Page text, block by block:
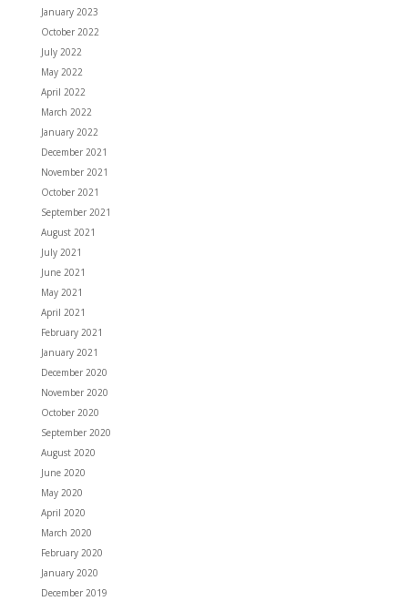
January 2023
October 2022
July 2022
May 2022
April 2022
March 2022
January 2022
December 2021
November 2021
October 2021
September 2021
August 2021
July 2021
June 2021
May 2021
April 2021
February 2021
January 2021
December 2020
November 2020
October 2020
September 2020
August 2020
June 2020
May 2020
April 2020
March 2020
February 2020
January 2020
December 2019